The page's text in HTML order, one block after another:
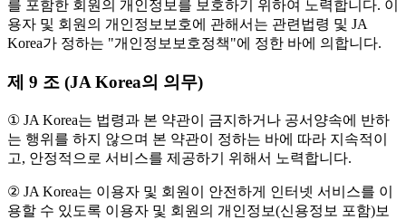
를 포함한 회원의 개인정보를 보호하기 위하여 노력합니다. 이
용자 및 회원의 개인정보보호에 관해서는 관련법령 및 JA
Korea가 정하는 "개인정보보호정책"에 정한 바에 의합니다.
제 9 조 (JA Korea의 의무)
① JA Korea는 법령과 본 약관이 금지하거나 공서양속에 반하
는 행위를 하지 않으며 본 약관이 정하는 바에 따라 지속적이
고, 안정적으로 서비스를 제공하기 위해서 노력합니다.
② JA Korea는 이용자 및 회원이 안전하게 인터넷 서비스를 이
용할 수 있도록 이용자 및 회원의 개인정보(신용정보 포함)보